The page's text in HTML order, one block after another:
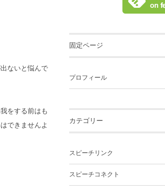
ないと悩んで
をする前はも
できませんよ
固定ページ
プロフィール
カテゴリー
スピーチリンク
スピーチコネクト